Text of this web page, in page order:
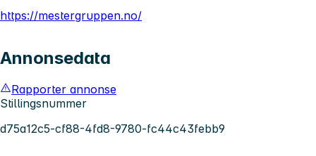
https://mestergruppen.no/
Annonsedata
Rapporter annonse
Stillingsnummer
d75a12c5-cf88-4fd8-9780-fc44c43febb9